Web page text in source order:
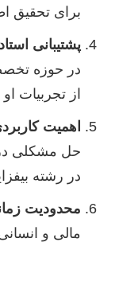
برای تحقیق
پشتیبانی
در حوزه
از تجربیات
اهمیت
حل مشکلی
در رشته
محدودیت
مالی و